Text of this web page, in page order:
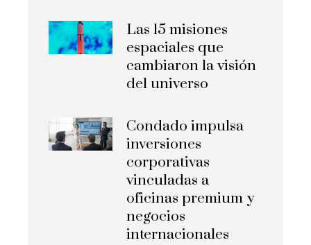
Las 15 misiones
espaciales que
cambiaron la visión
del universo
Condado impulsa
inversiones
corporativas
vinculadas a
oficinas premium y
negocios
internacionales